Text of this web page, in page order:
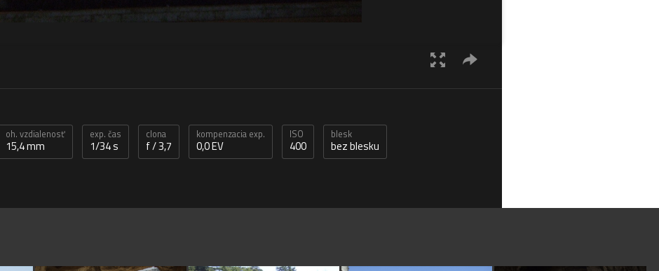
oh. vzdialenosť
15,4 mm
exp. čas
1/34 s
clona
f / 3,7
kompenzacia exp.
0,0 EV
ISO
400
blesk
bez blesku